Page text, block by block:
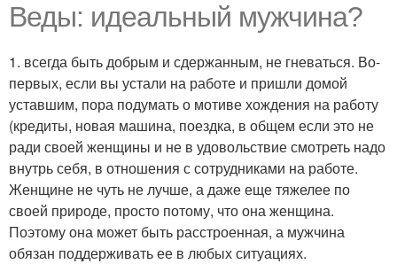
Веды: идеальный мужчина?
1. всегда быть добрым и сдержанным, не гневаться. Во-
первых, если вы устали на работе и пришли домой
уставшим, пора подумать о мотиве хождения на работу
(кредиты, новая машина, поездка, в общем если это не
ради своей женщины и не в удовольствие смотреть надо
внутрь себя, в отношения с сотрудниками на работе.
Женщине не чуть не лучше, а даже еще тяжелее по
своей природе, просто потому, что она женщина.
Поэтому она может быть расстроенная, а мужчина
обязан поддерживать ее в любых ситуациях.